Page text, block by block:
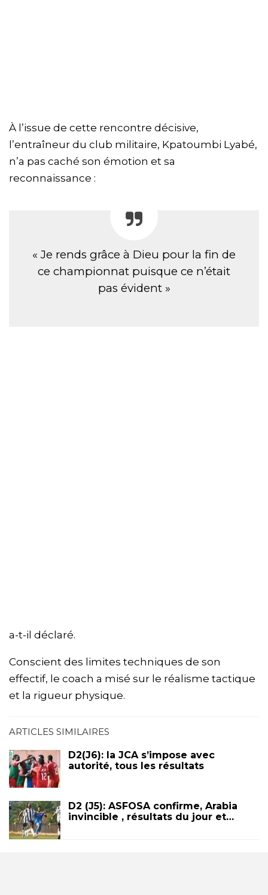
À l’issue de cette rencontre décisive,
l’entraîneur du club militaire, Kpatoumbi Lyabé,
n’a pas caché son émotion et sa
reconnaissance :
« Je rends grâce à Dieu pour la fin de
ce championnat puisque ce n’était
pas évident »
a-t-il déclaré.
Conscient des limites techniques de son
effectif, le coach a misé sur le réalisme tactique
et la rigueur physique.
ARTICLES SIMILAIRES
D2(J6): la JCA s’impose avec
autorité, tous les résultats
D2 (J5): ASFOSA confirme, Arabia
invincible , résultats du jour et…